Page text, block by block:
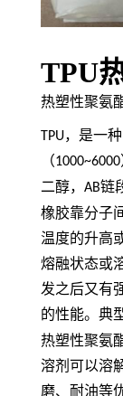
TPU
热塑性聚氨
TPU，是一种
（1000~6000
二醇， AB链
橡胶靠分子
温度的升高
熔融状态或
发之后又有
的性能。典
热塑性聚氨
溶剂可以溶
磨、耐油等